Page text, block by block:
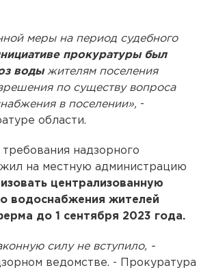
меры на период судебного
прокуратуры был
воды жителям поселения
по существу вопроса
в поселении», -
области.
надзорного
на местную администрацию
централизованную
водоснабжения жителей
до 1 сентября 2023 года.
силу не вступило, -
ведомстве. - Прокуратура